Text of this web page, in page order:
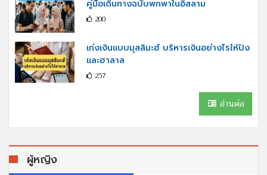
คู่มือเดินทางฉบับพกพาในอิสลาม
200
เก่งเงินแบบมุสลิมะฮ์ บริหารเงินอย่างไรให้ปัง
และฮาลาล
257
อ่านต่อ
ผู้หญิง